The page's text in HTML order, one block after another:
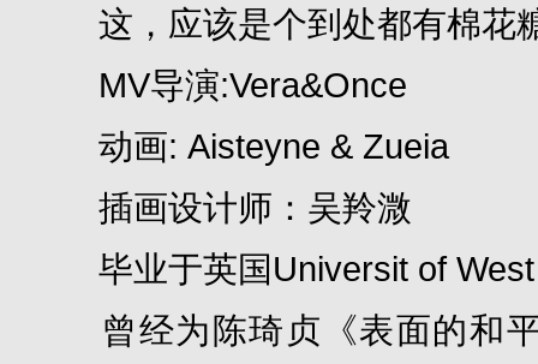
这，应该是个到处都有棉花
MV导演:Vera&Once
动画: Aisteyne & Zueia
插画设计师：吴羚溦
毕业于英国Universit of West
曾经为陈琦贞《表面的和平